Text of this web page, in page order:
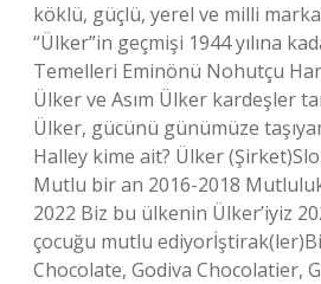
köklü, güçlü, yerel ve milli
“Ülker”in geçmişi 1944 yılına
Temelleri Eminönü Nohutçu
Ülker ve Asım Ülker kardeşler
Ülker, gücünü günümüze
Halley kime ait? Ülker
Mutlu bir an 2016-2018
2022 Biz bu ülkenin Ülker’iyiz
çocuğu mutlu
Chocolate, Godiva Chocolatier,